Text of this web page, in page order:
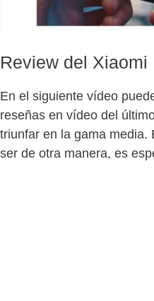
Review del
En el siguiente vídeo
reseñas en vídeo del
triunfar en la gama media.
ser de otra manera, es